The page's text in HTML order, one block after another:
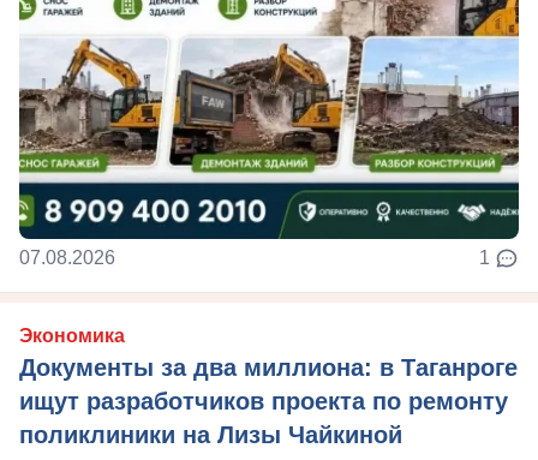
07.08.2026 1
Экономика
Документы за два миллиона: в Таганроге
ищут разработчиков проекта по ремонту
поликлиники на Лизы Чайкиной